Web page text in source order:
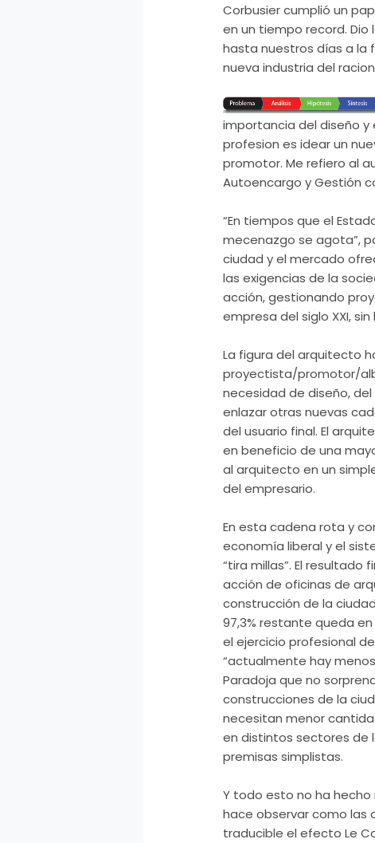
Corbusiercumplió un
en un tiemporecord.
hasta nuestros días a la
nueva industria del
importancia del diseño
profesion es idear un
promotor. Me refiero al
Autoencargo y Gestión
“En tiempos que el
mecenazgo se agota”,
ciudad y el mercado
las exigencias de la
acción, gestionando
empresa del siglo XXI,
La figura del arquitecto
proyectista/promotor/
necesidad de diseño,
enlazar otras nuevas
del usuario final. El
en beneficio de una
al arquitecto en un
del empresario.
En esta cadena rota y
economía liberal y el
“tira millas”. El resultado
acción de oficinas de
construcción de la
97,3% restante queda
el ejercicio profesional
“actualmente hay
Paradoja que no
construcciones de la
necesitan menor
en distintos sectores de
premisas simplistas.
Y todo esto no ha
hace observar como las
traducible el efecto Le